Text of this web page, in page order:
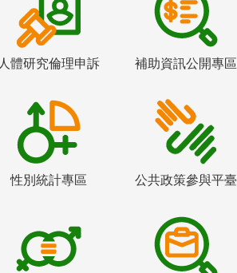
人體研究倫理申訴 補助資訊公開專區
性別統計專區 公共政策參與平臺